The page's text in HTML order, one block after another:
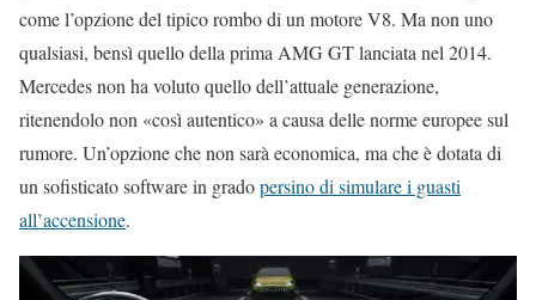
come l’opzione del tipico rombo di un motore V8. Ma non uno
qualsiasi, bensì quello della prima AMG GT lanciata nel 2014.
Mercedes non ha voluto quello dell’attuale generazione,
ritenendolo non «così autentico» a causa delle norme europee sul
rumore. Un’opzione che non sarà economica, ma che è dotata di
un sofisticato software in gradopersino di simulare i guasti
all’accensione.